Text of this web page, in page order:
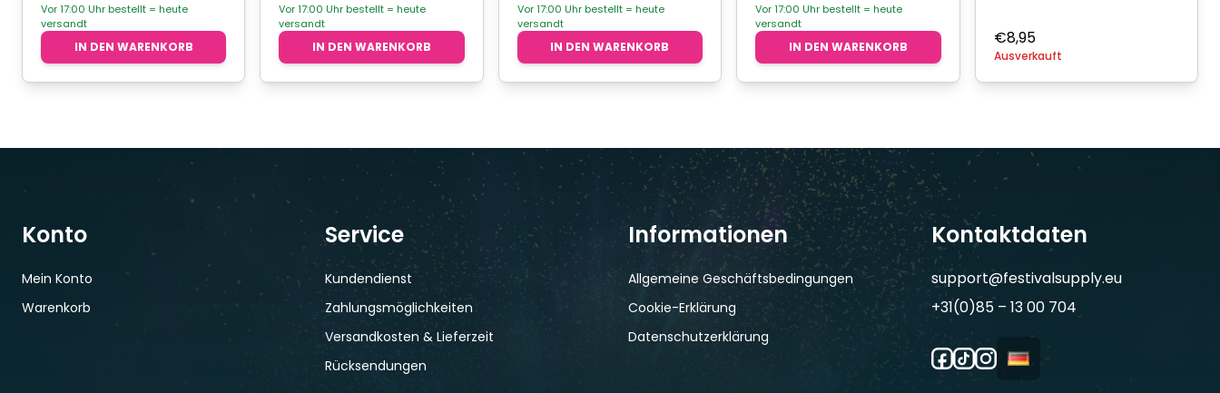
Vor 17:00 Uhr bestellt = heute
versandt
IN DEN WARENKORB
Vor 17:00 Uhr bestellt = heute
versandt
IN DEN WARENKORB
Vor 17:00 Uhr bestellt = heute
versandt
IN DEN WARENKORB
Vor 17:00 Uhr bestellt = heute
versandt
IN DEN WARENKORB €8,95
Ausverkauft
Konto
Mein Konto
Warenkorb
Service
Kundendienst
Zahlungsmöglichkeiten
Versandkosten & Lieferzeit
Rücksendungen
Informationen
Allgemeine Geschäftsbedingungen
Cookie-Erklärung
Datenschutzerklärung
Kontaktdaten
support@festivalsupply.eu
+31(0)85 – 13 00 704